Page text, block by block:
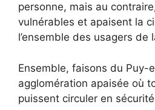
personne, mais au
vulnérables et apaisent la
l’ensemble des usagers de
Ensemble, faisons du Puy-
agglomération apaisée où
puissent circuler en